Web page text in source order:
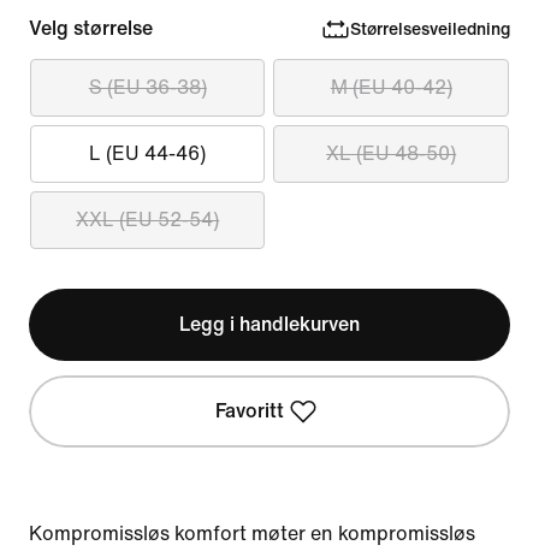
Velg størrelse Størrelsesveiledning
S (EU 36-38) M (EU 40-42)
L (EU 44-46) XL (EU 48-50)
XXL (EU 52-54)
Legg i handlekurven
Favoritt
Kompromissløs komfort møter en kompromissløs